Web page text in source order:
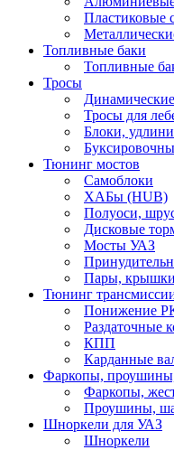
Пластиковые
Топливные баки
Топливные
Тросы
Тросы для
Блоки,
Тюнинг мостов
Самоблоки
ХАБы (HUB)
Полуоси,
Дисковые
Мосты УАЗ
Пары,
Тюнинг
Понижение
Раздаточные
КПП
Карданные
Фаркопы,
Фаркопы,
Проушины,
Шноркели для УАЗ
Шноркели